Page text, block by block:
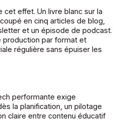
effet. Un livre blanc sur la
en cinq articles de blog,
et un épisode de podcast.
production par format et
régulière sans épuiser les
performante exige
la planification, un pilotage
claire entre contenu éducatif